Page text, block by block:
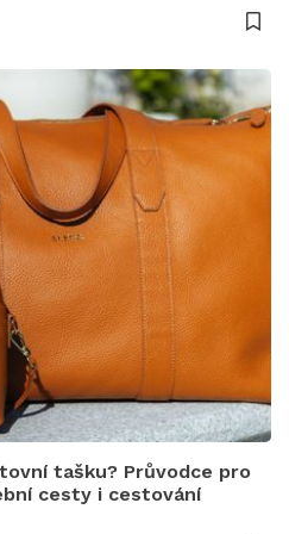
tašku? Průvodce pro
cesty i cestování